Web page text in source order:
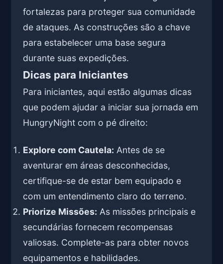
fortalezas para proteger sua comunidade
de ataques. As construções são a chave
para estabelecer uma base segura
durante suas expedições.
Dicas para Iniciantes
Para iniciantes, aqui estão algumas dicas
que podem ajudar a iniciar sua jornada em
HungryNight com o pé direito:
Explore com Cautela: Antes de se
aventurar em áreas desconhecidas,
certifique-se de estar bem equipado e
com um entendimento claro do terreno.
Priorize Missões: As missões principais e
secundárias fornecem recompensas
valiosas. Complete-as para obter novos
equipamentos e habilidades.